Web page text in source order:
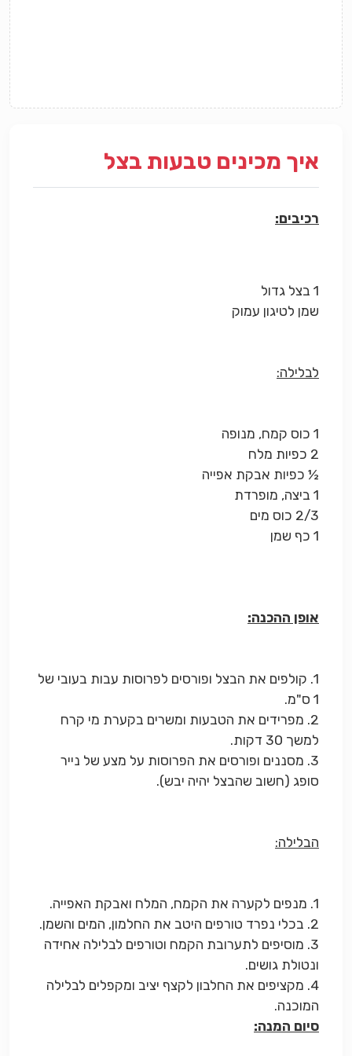
איך מכינים טבעות בצל
רכיבים:
1 בצל גדול
שמן לטיגון עמוק
לבלילה:
1 כוס קמח, מנופה
2 כפיות מלח
½ כפיות אבקת אפייה
1 ביצה, מופרדת
2/3 כוס מים
1 כף שמן
אופן ההכנה:
1. קולפים את הבצל ופורסים לפרוסות עבות בעובי של
1 ס"מ.
2. מפרידים את הטבעות ומשרים בקערת מי קרח
למשך 30 דקות.
3. מסננים ופורסים את הפרוסות על מצע של נייר
סופג (חשוב שהבצל יהיה יבש).
הבלילה:
1. מנפים לקערה את הקמח, המלח ואבקת האפייה.
2. בכלי נפרד טורפים היטב את החלמון, המים והשמן.
3. מוסיפים לתערובת הקמח וטורפים לבלילה אחידה
ונטולת גושים.
4. מקציפים את החלבון לקצף יציב ומקפלים לבלילה
המוכנה.
סיום המנה: